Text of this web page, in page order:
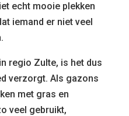
echt mooie plekken
iemand er niet veel
regio Zulte, is het dus
verzorgt. Als gazons
met gras en
veel gebruikt,